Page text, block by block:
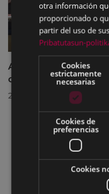
Acuerdos
celebrado el 27 de
28/07/2026
otra información
proporcionado o
partir del uso de
Pribatutasun-
Cookies
estrictamente
necesarias
Cookies de
preferencias
Cookies